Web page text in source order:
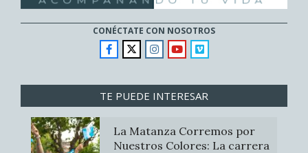
CONÉCTATE CON NOSOTROS
TE PUEDE INTERESAR
La Matanza Corremos por
Nuestros Colores: La carrera